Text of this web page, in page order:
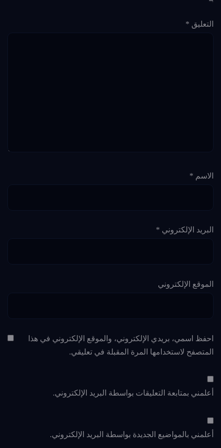
التعليق *
الاسم *
البريد الإلكتروني *
الموقع الإلكتروني
احفظ اسمي، بريدي الإلكتروني، والموقع الإلكتروني في هذا
المتصفح لاستخدامها المرة المقبلة في تعليقي.
أعلمني بمتابعة التعليقات بواسطة البريد الإلكتروني.
أعلمني بالمواضيع الجديدة بواسطة البريد الإلكتروني.